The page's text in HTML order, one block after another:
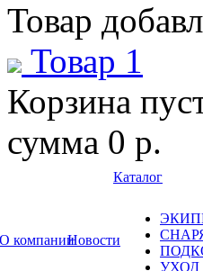
Товар
Товар 1
Корзина
сумма 0 р.
О компанииНовости
Каталог
УХОД